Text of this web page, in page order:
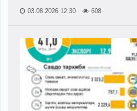
03.08.2026 12:30 608